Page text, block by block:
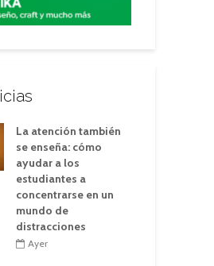
La atención también
se enseña: cómo
ayudar a los
estudiantes a
concentrarse en un
mundo de
distracciones
Ayer